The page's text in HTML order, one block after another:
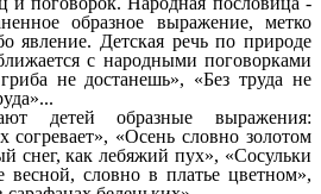
образное выражение, метко
явление. Детская речь по природе
с народными поговорками
не достанешь», «Без труда не
детей образные выражения:
согревает», «Осень словно золотом
снег, как лебяжий пух», «Сосульки
весной, словно в платье цветном»,